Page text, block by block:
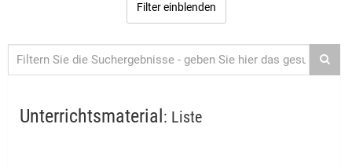
Filter einblenden
Unterrichtsmaterial : Liste